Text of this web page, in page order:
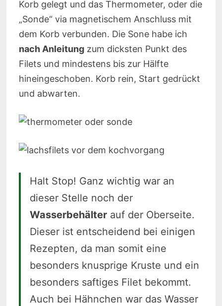
Korb gelegt und das Thermometer, oder die
„Sonde“ via magnetischem Anschluss mit
dem Korb verbunden. Die Sone habe ich
nach Anleitungzum dicksten Punkt des
Filets und mindestens bis zur Hälfte
hineingeschoben. Korb rein, Start gedrückt
und abwarten.
Halt Stop! Ganz wichtig war an
dieser Stelle noch der
Wasserbehälterauf der Oberseite.
Dieser ist entscheidend bei einigen
Rezepten, da man somit eine
besonders knusprige Kruste und ein
besonders saftiges Filet bekommt.
Auch bei Hähnchen war das Wasser